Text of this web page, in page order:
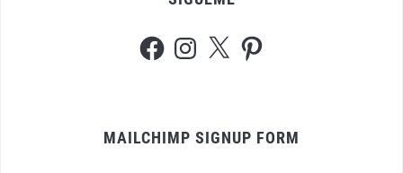
FacebookInstagram
X Pinterest
MAILCHIMP SIGNUP FORM